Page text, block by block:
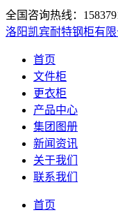
全国咨询热线：
洛阳凯宾耐特钢柜有限
首页
文件柜
更衣柜
产品中心
集团图册
新闻资讯
关于我们
联系我们
首页